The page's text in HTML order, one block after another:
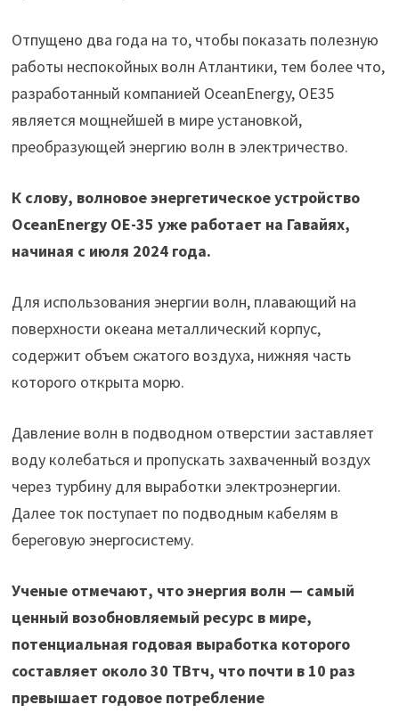
Отпущено два года на то, чтобы показать полезную
работы неспокойных волн Атлантики, тем более что,
разработанный компанией OceanEnergy, OE35
является мощнейшей в мире установкой,
преобразующей энергию волн в электричество.
К слову, волновое энергетическое устройство
OceanEnergy OE-35 уже работает на Гавайях,
начиная с июля 2024 года.
Для использования энергии волн, плавающий на
поверхности океана металлический корпус,
содержит объем сжатого воздуха, нижняя часть
которого открыта морю.
Давление волн в подводном отверстии заставляет
воду колебаться и пропускать захваченный воздух
через турбину для выработки электроэнергии.
Далее ток поступает по подводным кабелям в
береговую энергосистему.
Ученые отмечают, что энергия волн — самый
ценный возобновляемый ресурс в мире,
потенциальная годовая выработка которого
составляет около 30 ТВтч, что почти в 10 раз
превышает годовое потребление